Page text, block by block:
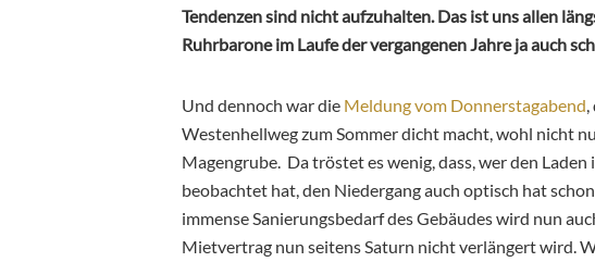
Tendenzen sind nicht aufzuhalten. Das ist uns allen
Ruhrbarone im Laufe der vergangenen Jahre ja auch
Und dennoch war die Meldung vom Donnerstagabend
Westenhellweg zum Sommer dicht macht, wohl nicht
Magengrube. Da tröstet es wenig, dass, wer den
beobachtet hat, den Niedergang auch optisch hat
immense Sanierungsbedarf des Gebäudes wird nun
Mietvertrag nun seitens Saturn nicht verlängert wird.